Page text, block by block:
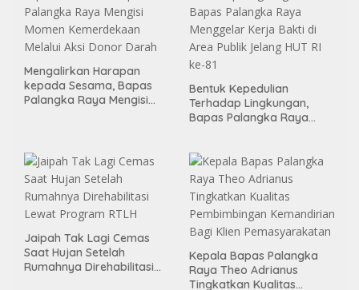
Mengalirkan Harapan
kepada Sesama, Bapas
Palangka Raya Mengisi
Bentuk Kepedulian
Terhadap Lingkungan,
Bapas Palangka Raya
ke-81
Jaipah Tak Lagi Cemas
Saat Hujan Setelah
Rumahnya Direhabilitasi
Kepala Bapas Palangka
Raya Theo Adrianus
Tingkatkan Kualitas